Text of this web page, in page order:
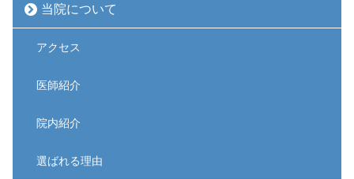
当院について
アクセス
医師紹介
院内紹介
選ばれる理由